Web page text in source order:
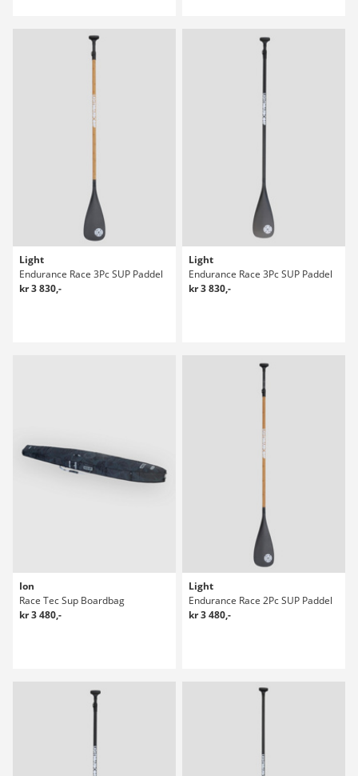
Light
Endurance Race 3Pc SUP Paddel
kr 3 830,-
Light
Endurance Race 3Pc SUP Paddel
kr 3 830,-
Ion
Race Tec Sup Boardbag
kr 3 480,-
Light
Endurance Race 2Pc SUP Paddel
kr 3 480,-